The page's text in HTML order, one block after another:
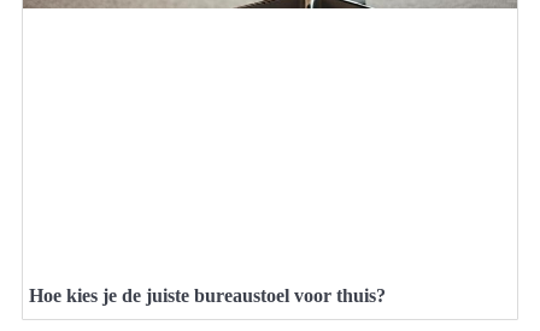
Hoe kies je de juiste bureaustoel voor thuis?